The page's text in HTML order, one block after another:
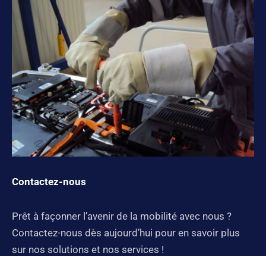
Contactez-nous
Prêt à façonner l’avenir de la mobilité avec nous ?
Contactez-nous dès aujourd’hui pour en savoir plus
sur nos solutions et nos services !